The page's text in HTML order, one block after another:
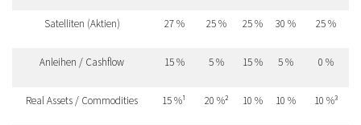
Satelliten (Aktien) 27 % 25 % 25 % 30 % 25 %
Anleihen / Cashflow 15 % 5 % 15 % 5 % 0 %
Real Assets / Commodities 15 %¹ 20 %² 10 % 10 % 10 %³